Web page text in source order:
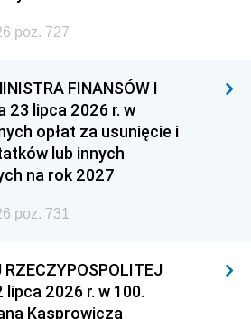
poz. 727
FINANSÓW I
23 lipca 2026 r. w
opłat za usunięcie i
lub innych
na rok 2027
poz. 731
RZECZYPOSPOLITEJ
lipca 2026 r. w 100.
Kasprowicza